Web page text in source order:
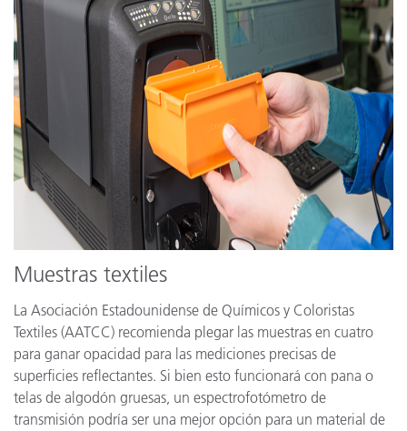
Muestras textiles
La Asociación Estadounidense de Químicos y Coloristas
Textiles (AATCC) recomienda plegar las muestras en cuatro
para ganar opacidad para las mediciones precisas de
superficies reflectantes. Si bien esto funcionará con pana o
telas de algodón gruesas, un espectrofotómetro de
transmisión podría ser una mejor opción para un material de